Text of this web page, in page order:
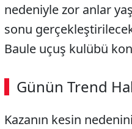
nedeniyle zor anlar
sonu gerçekleştirilecek
Baule uçuş kulübü
Günün Trend
Kazanın kesin